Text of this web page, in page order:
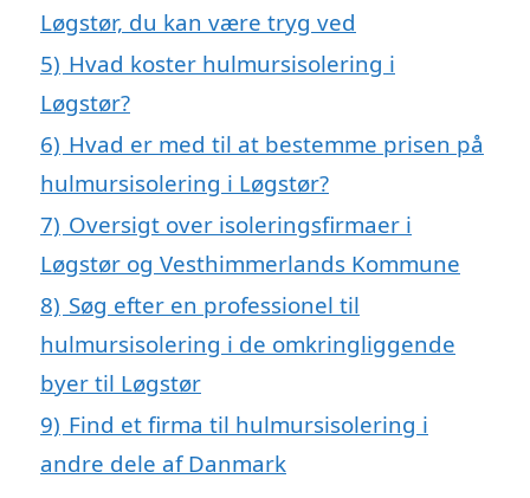
Løgstør, du kan være tryg ved
5) Hvad koster hulmursisolering i
Løgstør?
6) Hvad er med til at bestemme prisen på
hulmursisolering i Løgstør?
7) Oversigt over isoleringsfirmaer i
Løgstør og Vesthimmerlands Kommune
8) Søg efter en professionel til
hulmursisolering i de omkringliggende
byer til Løgstør
9) Find et firma til hulmursisolering i
andre dele af Danmark